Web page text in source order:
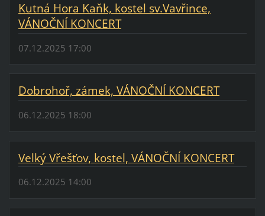
Kutná Hora Kaňk, kostel sv.Vavřince,
VÁNOČNÍ KONCERT
07.12.2025 17:00
Dobrohoř, zámek, VÁNOČNÍ KONCERT
06.12.2025 18:00
Velký Vřešťov, kostel, VÁNOČNÍ KONCERT
06.12.2025 14:00